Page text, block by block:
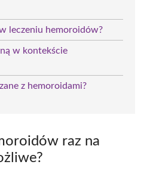
leczeniu hemoroidów?
w kontekście
z hemoroidami?
raz na